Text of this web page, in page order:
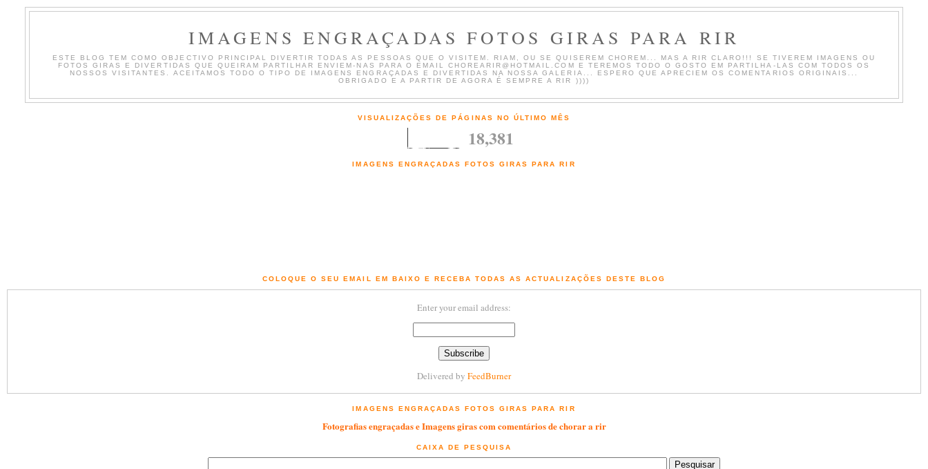
IMAGENS ENGRAÇADAS FOTOS GIRAS PARA RIR
ESTE BLOG TEM COMO OBJECTIVO PRINCIPAL DIVERTIR TODAS AS PESSOAS QUE O VISITEM. RIAM, OU SE QUISEREM CHOREM... MAS A RIR CLARO!!! SE TIVEREM IMAGENS OU
FOTOS GIRAS E DIVERTIDAS QUE QUEIRAM PARTILHAR ENVIEM-NAS PARA O EMAIL CHOREARIR@HOTMAIL.COM E TEREMOS TODO O GOSTO EM PARTILHA-LAS COM TODOS OS
NOSSOS VISITANTES. ACEITAMOS TODO O TIPO DE IMAGENS ENGRAÇADAS E DIVERTIDAS NA NOSSA GALERIA... ESPERO QUE APRECIEM OS COMENTARIOS ORIGINAIS...
OBRIGADO E A PARTIR DE AGORA É SEMPRE A RIR ))))
VISUALIZAÇÕES DE PÁGINAS NO ÚLTIMO MÊS
18,381
IMAGENS ENGRAÇADAS FOTOS GIRAS PARA RIR
COLOQUE O SEU EMAIL EM BAIXO E RECEBA TODAS AS ACTUALIZAÇÕES DESTE BLOG
Enter your email address:
Delivered by FeedBurner
IMAGENS ENGRAÇADAS FOTOS GIRAS PARA RIR
Fotografias engraçadas e Imagens giras com comentários de chorar a rir
CAIXA DE PESQUISA